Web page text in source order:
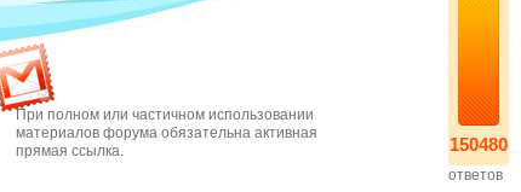
При полном или частичном использовании
материалов форума обязательна активная
прямая ссылка.
150480
ответов